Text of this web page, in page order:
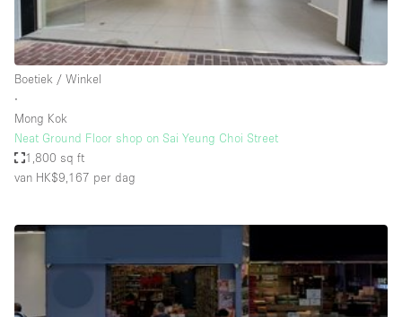
Salon
Unieke ruimte
Vergaderruimte
Vrachtwagen
Winkel delen
Winkelruimte in winkelcentrum
Airconditioning
Boetiek / Winkel
∙
Mong Kok
Neat Ground Floor shop on Sai Yeung Choi Street
1,800 sq ft
van HK$9,167 per dag